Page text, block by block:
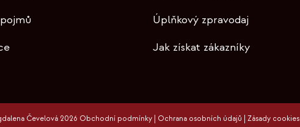
Úplňkový zpravodaj
Jak získat zákazníky
Čevelová 2026 Obchodní podmínky Ochrana osobních údajů Zásady cookies